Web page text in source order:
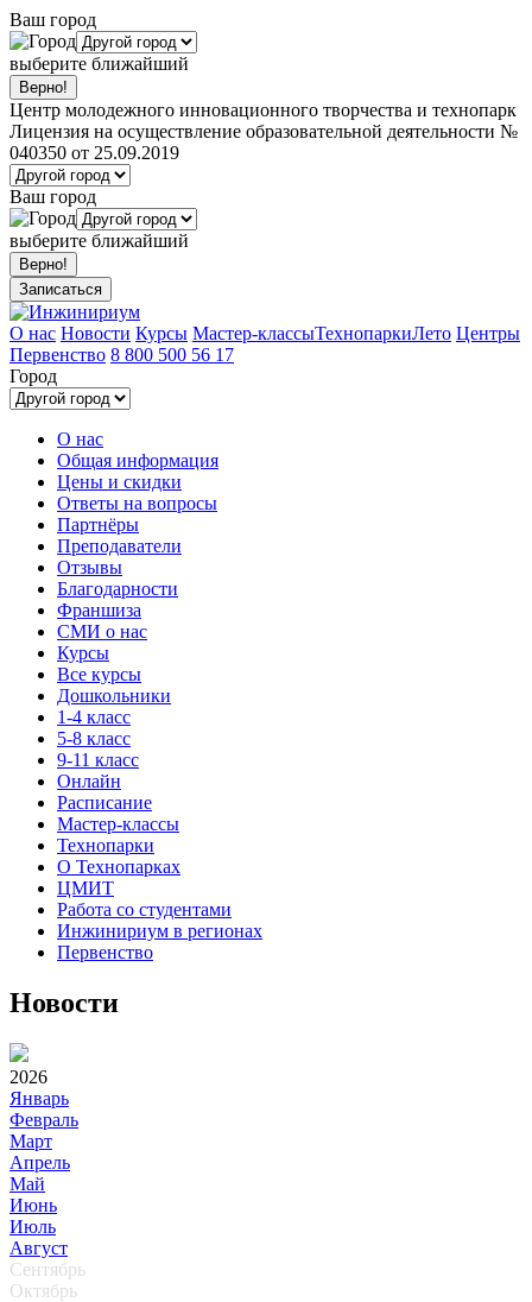
Ваш город
выберите ближайший
Центр молодежного инновационного творчества и технопарк
Лицензия на осуществление образовательной деятельности №
040350 от 25.09.2019
Ваш город
выберите ближайший
Записаться
О нас Новости Курсы Мастер-классыТехнопаркиЛето Центры
Первенство 8 800 500 56 17
Город
О нас
Общая информация
Цены и скидки
Ответы на вопросы
Партнёры
Преподаватели
Отзывы
Благодарности
Франшиза
СМИ о нас
Курсы
Все курсы
Дошкольники
1-4 класс
5-8 класс
9-11 класс
Онлайн
Расписание
Мастер-классы
Технопарки
О Технопарках
ЦМИТ
Работа со студентами
Инжинириум в регионах
Первенство
Новости
2026
Январь
Февраль
Март
Апрель
Май
Июнь
Июль
Август
Сентябрь
Октябрь